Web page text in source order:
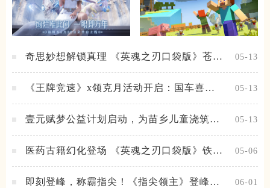
奇思妙想解锁真理 《英魂之刃口袋版》苍天
05-13
《王牌竞速》x领克月活动开启：国车喜迎
05-13
壹元赋梦公益计划启动，为苗乡儿童浇筑梦
05-13
医药古籍幻化登场 《英魂之刃口袋版》铁扇
05-06
即刻登峰，称霸指尖！《指尖领主》登峰测
06-01